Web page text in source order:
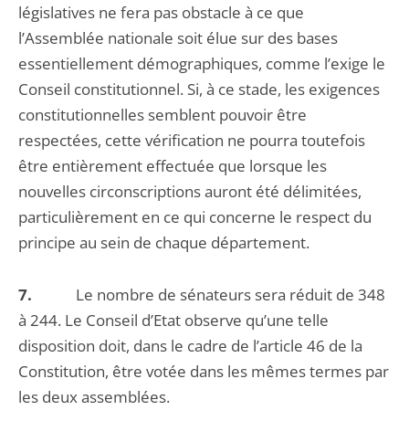
législatives ne fera pas obstacle à ce que
l’Assemblée nationale soit élue sur des bases
essentiellement démographiques, comme l’exige le
Conseil constitutionnel. Si, à ce stade, les exigences
constitutionnelles semblent pouvoir être
respectées, cette vérification ne pourra toutefois
être entièrement effectuée que lorsque les
nouvelles circonscriptions auront été délimitées,
particulièrement en ce qui concerne le respect du
principe au sein de chaque département.
7. Le nombre de sénateurs sera réduit de 348
à 244. Le Conseil d’Etat observe qu’une telle
disposition doit, dans le cadre de l’article 46 de la
Constitution, être votée dans les mêmes termes par
les deux assemblées.